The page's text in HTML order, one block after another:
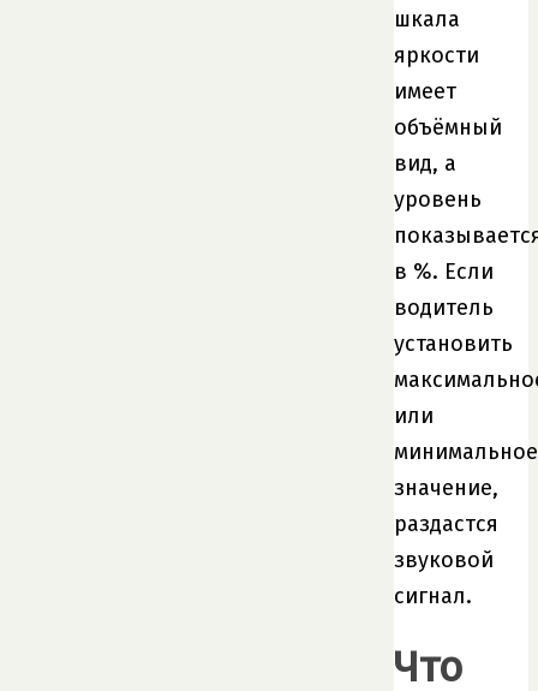
шкала
яркости
имеет
объёмный
вид, а
уровень
в %. Если
водитель
установить
или
минимальное
значение,
раздастся
звуковой
сигнал.
Что